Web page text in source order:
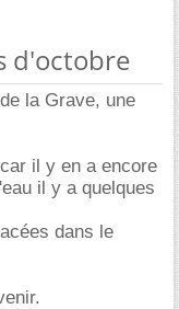
d'octobre
la Grave, une
il y en a encore
il y a quelques
dans le